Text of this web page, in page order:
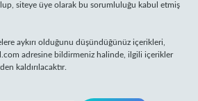
siteye üye olarak bu sorumluluğu kabul etmiş
aykırı olduğunu düşündüğünüz içerikleri,
adresine bildirmeniz halinde, ilgili içerikler
kaldırılacaktır.